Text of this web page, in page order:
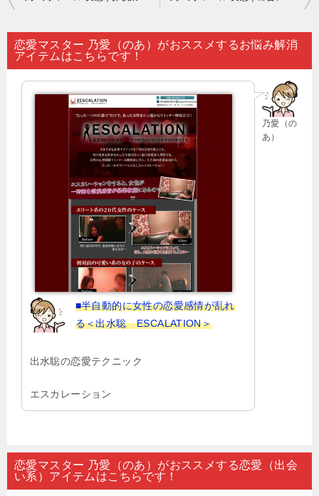
ナ
ビ
恋愛マスター 乃愛（のあ）がおススメするお悩み解消
アイテムはこちらです！
乃愛（の
あ）
■半自動的に女性の恋愛感情が乱れ
る＜出水聡 ESCALATION＞
出水聡の恋愛テクニック
エスカレーション
恋愛マスター 乃愛（のあ）がおススメする恋愛（出会
い系）アイテムはこちらです！